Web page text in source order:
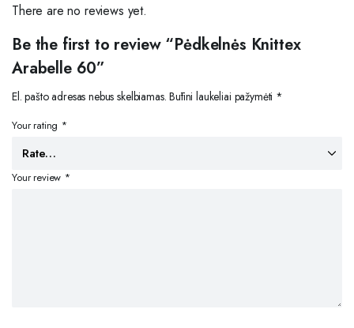
There are no reviews yet.
Be the first to review “Pėdkelnės Knittex
Arabelle 60”
El. pašto adresas nebus skelbiamas. Būtini laukeliai pažymėti *
Your rating *
Your review *